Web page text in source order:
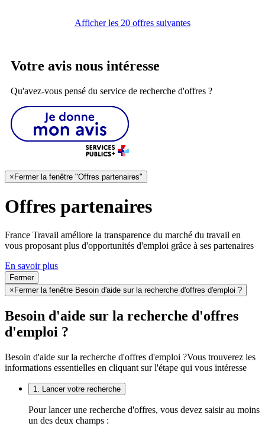
Afficher les 20 offres suivantes
Votre avis nous intéresse
Qu'avez-vous pensé du service de recherche d'offres ?
×Fermer la fenêtre "Offres partenaires"
Offres partenaires
France Travail améliore la transparence du marché du travail en
vous proposant plus d'opportunités d'emploi grâce à ses partenaires
En savoir plus
Fermer
× Fermer la fenêtre Besoin d'aide sur la recherche d'offres d'emploi ?
Besoin d'aide sur la recherche d'offres
d'emploi ?
Besoin d'aide sur la recherche d'offres d'emploi ?Vous trouverez les
informations essentielles en cliquant sur l'étape qui vous intéresse
1. Lancer votre recherche
Pour lancer une recherche d'offres, vous devez saisir au moins
un des deux champs :